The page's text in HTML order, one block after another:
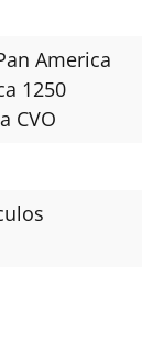
America
1250
CVO